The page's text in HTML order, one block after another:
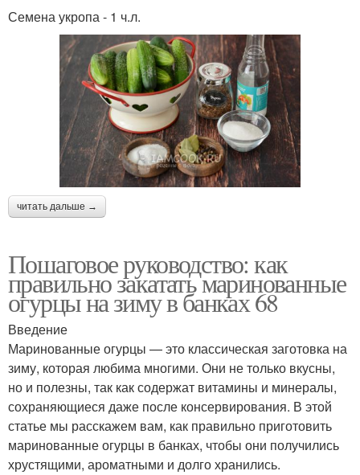
Семена укропа - 1 ч.л.
читать дальше →
Пошаговое руководство: как
правильно закатать маринованные
огурцы на зиму в банках 68
Введение
Маринованные огурцы — это классическая заготовка на
зиму, которая любима многими. Они не только вкусны,
но и полезны, так как содержат витамины и минералы,
сохраняющиеся даже после консервирования. В этой
статье мы расскажем вам, как правильно приготовить
маринованные огурцы в банках, чтобы они получились
хрустящими, ароматными и долго хранились.